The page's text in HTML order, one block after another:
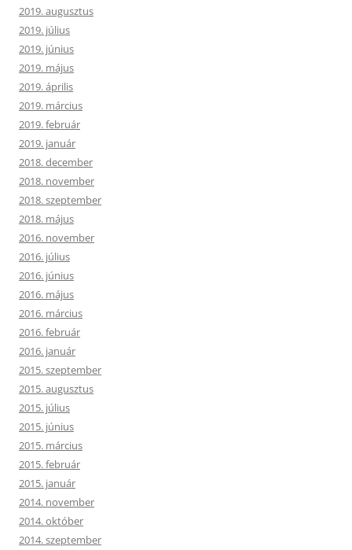
2019. augusztus
2019. július
2019. június
2019. május
2019. április
2019. március
2019. február
2019. január
2018. december
2018. november
2018. szeptember
2018. május
2016. november
2016. július
2016. június
2016. május
2016. március
2016. február
2016. január
2015. szeptember
2015. augusztus
2015. július
2015. június
2015. március
2015. február
2015. január
2014. november
2014. október
2014. szeptember